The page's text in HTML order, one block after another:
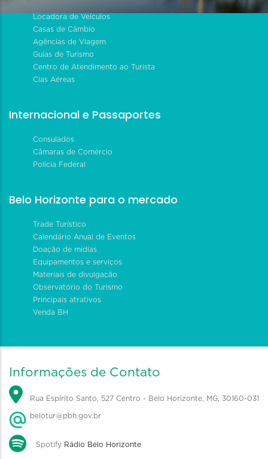
Locadora de Veículos
Casas de Câmbio
Agências de Viagem
Guias de Turismo
Centro de Atendimento ao Turista
Cias Aéreas
Internacional e Passaportes
Consulados
Câmaras de Comércio
Polícia Federal
Belo Horizonte para o mercado
Trade Turístico
Calendário Anual de Eventos
Doação de mídias
Equipamentos e serviços
Materiais de divulgação
Observatório do Turismo
Principais atrativos
Venda BH
Informações de Contato
Rua Espírito Santo, 527 Centro - Belo Horizonte, MG, 30160-031
belotur@pbh.gov.br
Spotify Rádio Belo Horizonte